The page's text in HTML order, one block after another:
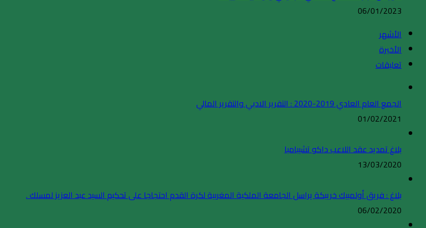
06/01/2023
الأشهر
الأخيرة
تعليقات
الجمع العام العادي 2019-2020 : التقرير الادبي والتقرير المالي
01/02/2021
بلاغ تمديد عقد اللاعب داكو تشيبامبا
13/03/2020
بلاغ : فريق أولمبيك خريبكة يراسل الجامعة الملكية المغربية لكرة القدم احتجاجا على تحكيم السيد عبد العزيز لمسلك .
06/02/2020